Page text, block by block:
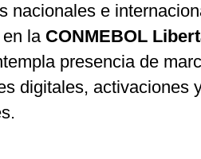
nacionales e
la CONMEBOL
presencia de
digitales, activaciones